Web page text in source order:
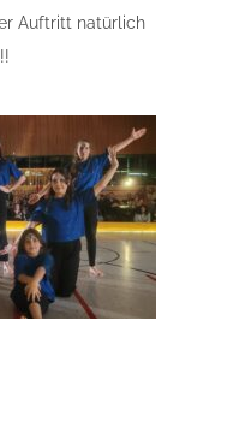
Auftritt natürlich